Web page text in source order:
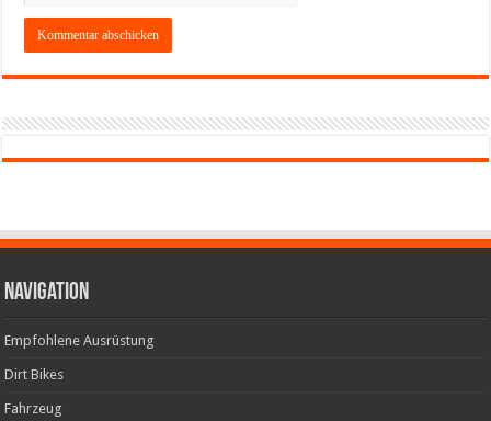
Navigation
Empfohlene Ausrüstung
Dirt Bikes
Fahrzeug